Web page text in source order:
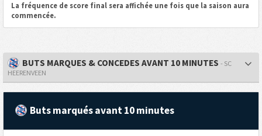
La fréquence de score final sera affichée une fois que la saison aura
commencée.
BUTS MARQUES & CONCEDES AVANT 10 MINUTES - SC
HEERENVEEN
Buts marqués avant 10 minutes